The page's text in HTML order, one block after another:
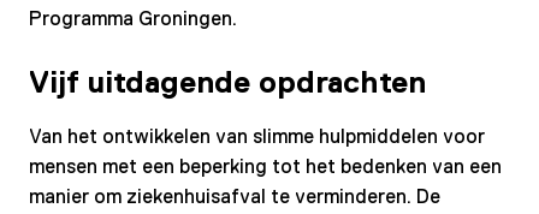
Programma Groningen.
Vijf uitdagende opdrachten
Van het ontwikkelen van slimme hulpmiddelen voor
mensen met een beperking tot het bedenken van een
manier om ziekenhuisafval te verminderen. De